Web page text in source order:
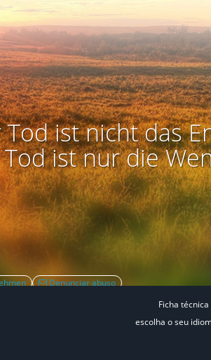
Tod ist nicht das
ist nur die
Denunciar abuso
Ficha técnica
escolha o seu